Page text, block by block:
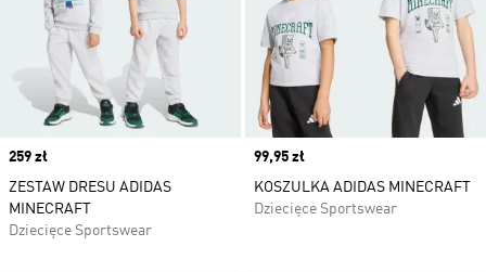
Price
259 zł
ZESTAW DRESU ADIDAS
MINECRAFT
Dziecięce Sportswear
Price
99,95 zł
KOSZULKA ADIDAS MINECRAFT
Dziecięce Sportswear